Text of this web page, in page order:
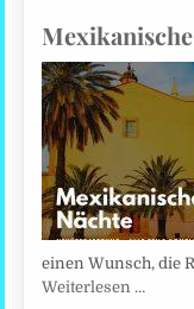
einen Wunsch, die
Weiterlesen …